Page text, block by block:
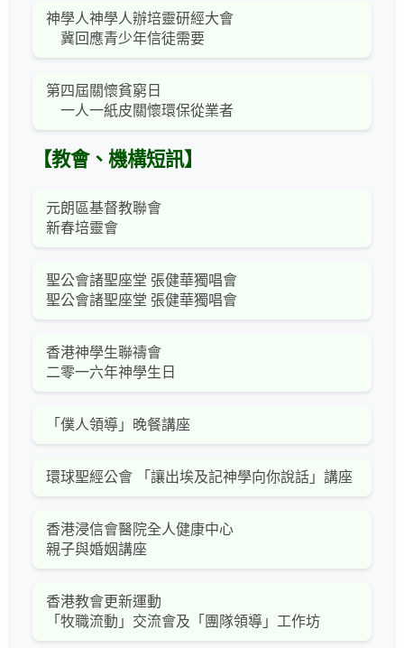
神學人神學人辦培靈研經大會
冀回應青少年信徒需要
第四屆關懷貧窮日
一人一紙皮關懷環保從業者
【教會、機構短訊】
元朗區基督教聯會
新春培靈會
聖公會諸聖座堂 張健華獨唱會
聖公會諸聖座堂 張健華獨唱會
香港神學生聯禱會
二零一六年神學生日
「僕人領導」晚餐講座
環球聖經公會 「讓出埃及記神學向你說話」講座
香港浸信會醫院全人健康中心
親子與婚姻講座
香港教會更新運動
「牧職流動」交流會及「團隊領導」工作坊